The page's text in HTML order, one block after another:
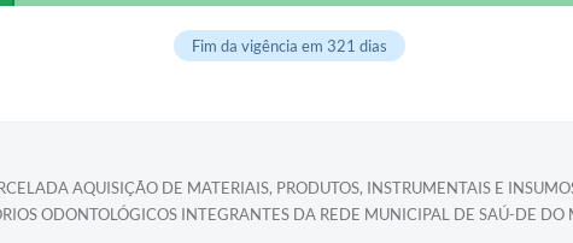
Fim da vigência em 321 dias
AQUISIÇÃO DE MATERIAIS, PRODUTOS, INSTRUMENTAIS E
ODONTOLÓGICOS INTEGRANTES DA REDE MUNICIPAL DE SAÚ-DE